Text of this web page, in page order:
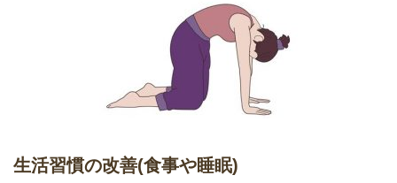
生活習慣の改善(食事や睡眠)